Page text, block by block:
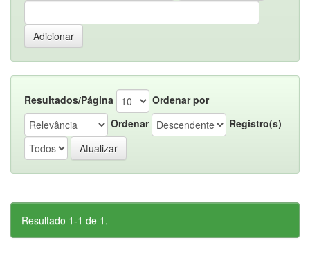
Resultados/Página
Ordenar por
Ordenar
Registro(s)
Resultado 1-1 de 1.